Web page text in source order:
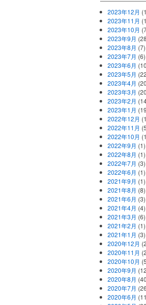
2023年12月
2023年11月
2023年10月
2023年9月
2023年8月 (7)
2023年7月 (6)
2023年6月
2023年5月
2023年4月
2023年3月
2023年2月
2023年1月
2022年12月
2022年11月
2022年10月
2022年9月 (1)
2022年8月 (1)
2022年7月 (3)
2022年6月 (1)
2021年9月 (1)
2021年8月 (8)
2021年6月 (3)
2021年4月 (4)
2021年3月 (6)
2021年2月 (1)
2021年1月 (3)
2020年12月
2020年11月
2020年10月
2020年9月
2020年8月
2020年7月
2020年6月